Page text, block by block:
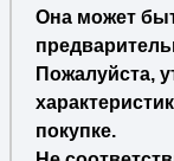
Она может
Пожалуйста,
покупке.